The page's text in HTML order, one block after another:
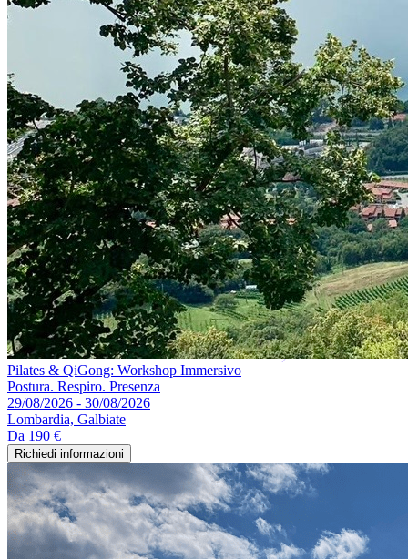
Pilates & QiGong: Workshop Immersivo
Postura. Respiro. Presenza
29/08/2026 - 30/08/2026
Lombardia, Galbiate
Da 190 €
Richiedi informazioni